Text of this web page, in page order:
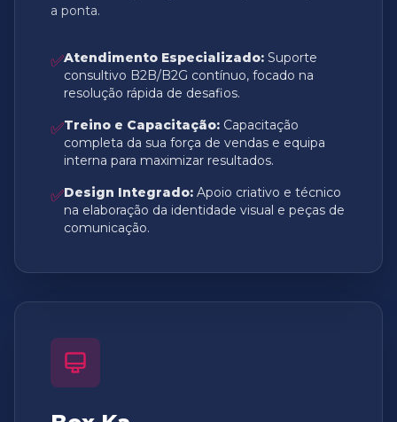
a ponta.
✅Atendimento Especializado: Suporte
consultivo B2B/B2G contínuo, focado na
resolução rápida de desafios.
✅Treino e Capacitação: Capacitação
completa da sua força de vendas e equipa
interna para maximizar resultados.
✅Design Integrado: Apoio criativo e técnico
na elaboração da identidade visual e peças de
comunicação.